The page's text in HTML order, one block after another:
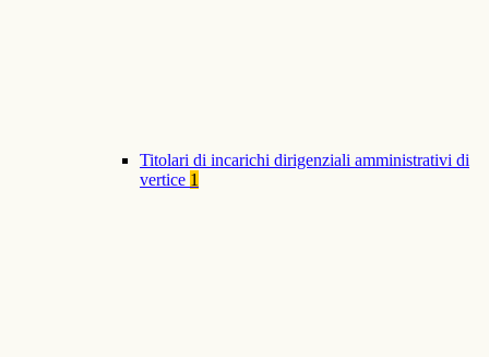
Titolari di incarichi dirigenziali amministrativi di
vertice 1